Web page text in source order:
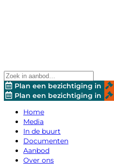
Plan een bezichtiging in
Plan een bezichtiging in
Home
Media
In de buurt
Documenten
Aanbod
Over ons